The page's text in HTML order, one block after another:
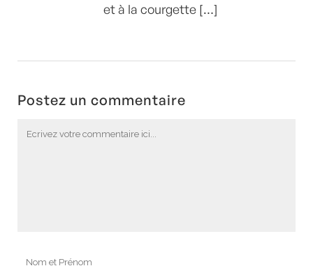
et à la courgette […]
Postez un commentaire